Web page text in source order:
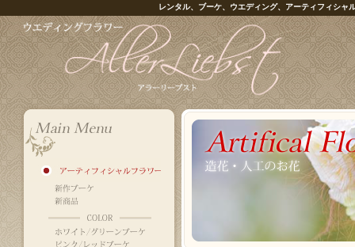
レンタル、ブーケ、ウエディング、アーティフィシャ